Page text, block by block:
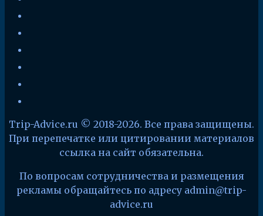
Trip-Advice.ru © 2018-2026. Все права защищены.
При перепечатке или цитировании материалов
ссылка на сайт обязательна.
По вопросам сотрудничества и размещения
рекламы обращайтесь по адресу admin@trip-
advice.ru